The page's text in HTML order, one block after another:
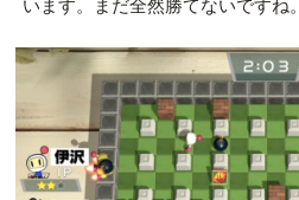
います。まだ全然勝てないですね。